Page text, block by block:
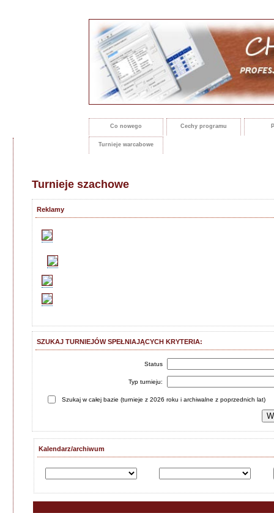
Co nowego Cechy programu
Turnieje warcabowe
Turnieje szachowe
Reklamy
SZUKAJ TURNIEJÓW SPEŁNIAJĄCYCH KRYTERIA:
Status
Typ turnieju:
Szukaj w całej bazie (turnieje z 2026 roku i archiwalne z poprzednich lat)
Kalendarz/archiwum